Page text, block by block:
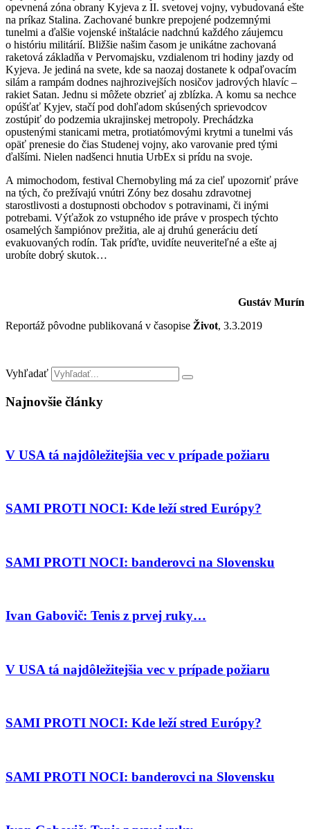
opevnená zóna obrany Kyjeva z II. svetovej vojny, vybudovaná ešte
na príkaz Stalina. Zachované bunkre prepojené podzemnými
tunelmi a ďalšie vojenské inštalácie nadchnú každého záujemcu
o históriu militárií. Bližšie našim časom je unikátne zachovaná
raketová základňa v Pervomajsku, vzdialenom tri hodiny jazdy od
Kyjeva. Je jediná na svete, kde sa naozaj dostanete k odpaľovacím
silám a rampám dodnes najhrozivejších nosičov jadrových hlavíc –
rakiet Satan. Jednu si môžete obzrieť aj zblízka. A komu sa nechce
opúšťať Kyjev, stačí pod dohľadom skúsených sprievodcov
zostúpiť do podzemia ukrajinskej metropoly. Prechádzka
opustenými stanicami metra, protiatómovými krytmi a tunelmi vás
opäť prenesie do čias Studenej vojny, ako varovanie pred tými
ďalšími. Nielen nadšenci hnutia UrbEx si prídu na svoje.
A mimochodom, festival Chernobyling má za cieľ upozorniť práve
na tých, čo prežívajú vnútri Zóny bez dosahu zdravotnej
starostlivosti a dostupnosti obchodov s potravinami, či inými
potrebami. Výťažok zo vstupného ide práve v prospech týchto
osamelých šampiónov prežitia, ale aj druhú generáciu detí
evakuovaných rodín. Tak príďte, uvidíte neuveriteľné a ešte aj
urobíte dobrý skutok…
Gustáv Murín
Reportáž pôvodne publikovaná v časopise Život, 3.3.2019
Vyhľadať
Najnovšie články
V USA tá najdôležitejšia vec v prípade požiaru
SAMI PROTI NOCI: Kde leží stred Európy?
SAMI PROTI NOCI: banderovci na Slovensku
Ivan Gabovič: Tenis z prvej ruky…
V USA tá najdôležitejšia vec v prípade požiaru
SAMI PROTI NOCI: Kde leží stred Európy?
SAMI PROTI NOCI: banderovci na Slovensku